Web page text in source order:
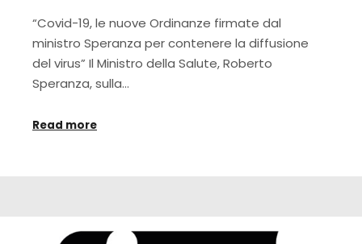
“Covid-19, le nuove Ordinanze firmate dal
ministro Speranza per contenere la diffusione
del virus” Il Ministro della Salute, Roberto
Speranza, sulla…
Read more